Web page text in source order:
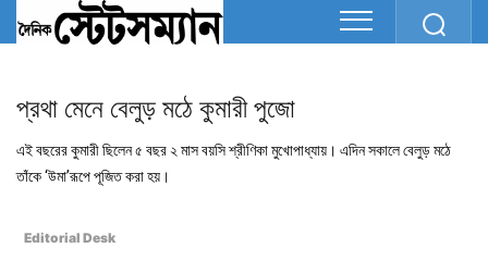
প্রথা মেনে বেলুড় মঠে কুমারী পুজো
এই বছরের কুমারী ছিলেন ৫ বছর ২ মাস বয়সি শ্রীণিকা মুখোপাধ্যায়। এদিন সকালে বেলুড় মঠে
তাঁকে ‘উমা’রূপে পূজিত করা হয়।
Editorial Desk